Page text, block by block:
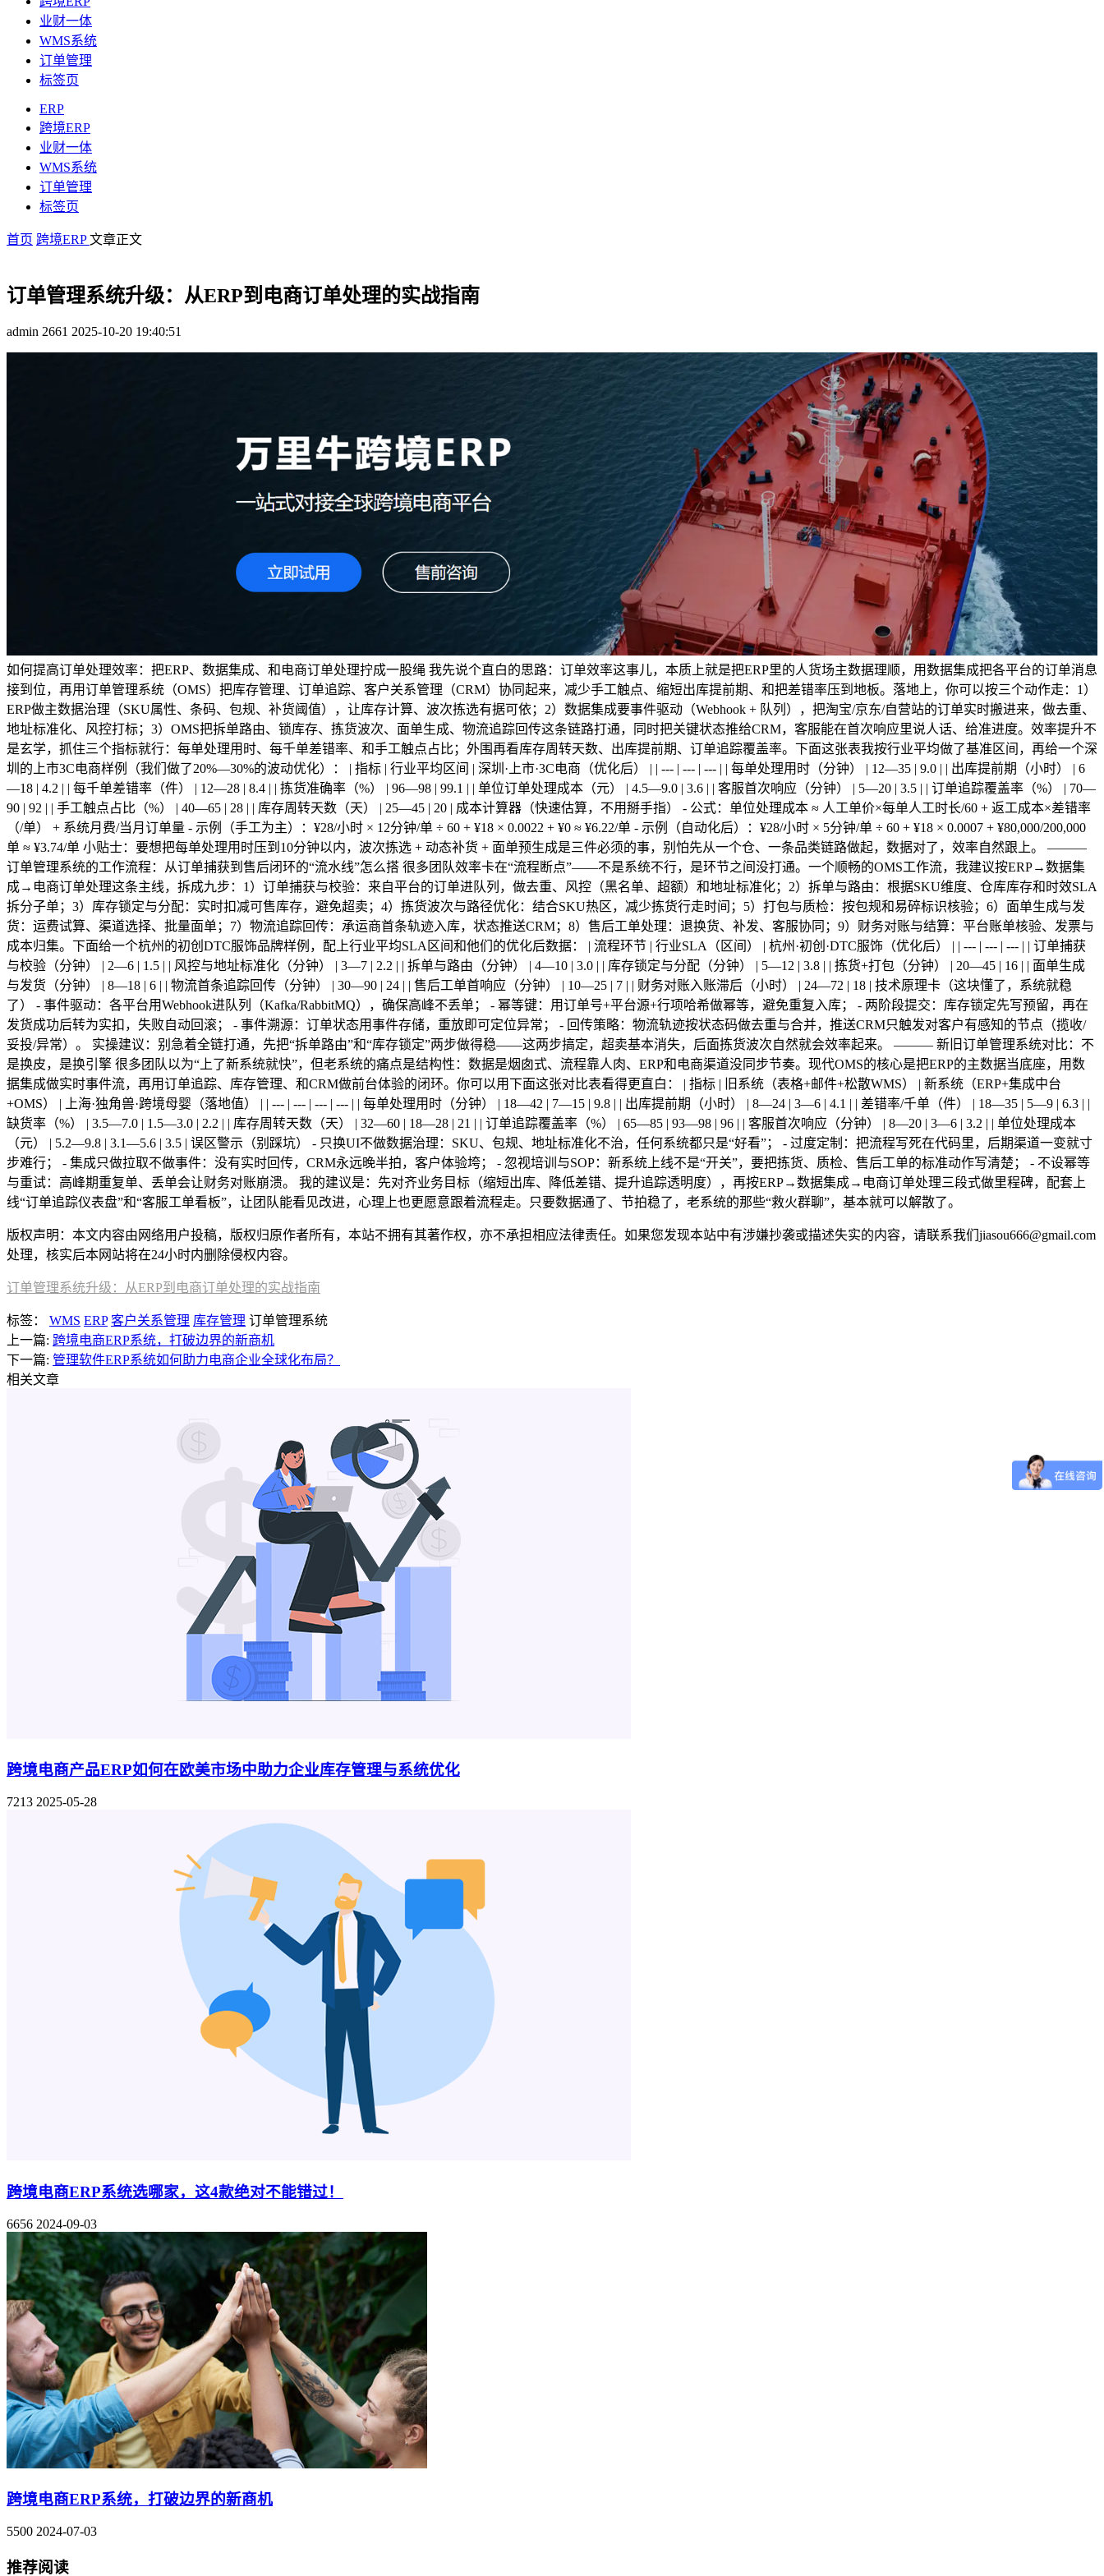
业财一体
WMS系统
订单管理
标签页
ERP
跨境ERP
业财一体
WMS系统
订单管理
标签页
首页 跨境ERP文章正文
订单管理系统升级：从ERP到电商订单处理的实战指南
admin 2661 2025-10-20 19:40:51
如何提高订单处理效率：把ERP、数据集成、和电商订单处理拧成一股绳 我先说个直白的思路：订单效率这事儿，本质上就是把ERP里的人货场主数据理顺，用数据集成把各平台的订单消息
接到位，再用订单管理系统（OMS）把库存管理、订单追踪、客户关系管理（CRM）协同起来，减少手工触点、缩短出库提前期、和把差错率压到地板。落地上，你可以按三个动作走：1）
ERP做主数据治理（SKU属性、条码、包规、补货阈值），让库存计算、波次拣选有据可依；2）数据集成要事件驱动（Webhook + 队列），把淘宝/京东/自营站的订单实时搬进来，做去重、
地址标准化、风控打标；3）OMS把拆单路由、锁库存、拣货波次、面单生成、物流追踪回传这条链路打通，同时把关键状态推给CRM，客服能在首次响应里说人话、给准进度。效率提升不
是玄学，抓住三个指标就行：每单处理用时、每千单差错率、和手工触点占比；外围再看库存周转天数、出库提前期、订单追踪覆盖率。下面这张表我按行业平均做了基准区间，再给一个深
圳的上市3C电商样例（我们做了20%—30%的波动优化）： | 指标 | 行业平均区间 | 深圳·上市·3C电商（优化后） | | --- | --- | --- | | 每单处理用时（分钟） | 12—35 | 9.0 | | 出库提前期（小时） | 6
—18 | 4.2 | | 每千单差错率（件） | 12—28 | 8.4 | | 拣货准确率（%） | 96—98 | 99.1 | | 单位订单处理成本（元） | 4.5—9.0 | 3.6 | | 客服首次响应（分钟） | 5—20 | 3.5 | | 订单追踪覆盖率（%） | 70—
90 | 92 | | 手工触点占比（%） | 40—65 | 28 | | 库存周转天数（天） | 25—45 | 20 | 成本计算器（快速估算，不用掰手指） - 公式：单位处理成本 ≈ 人工单价×每单人工时长/60 + 返工成本×差错率
（/单） + 系统月费/当月订单量 - 示例（手工为主）：¥28/小时 × 12分钟/单 ÷ 60 + ¥18 × 0.0022 + ¥0 ≈ ¥6.22/单 - 示例（自动化后）：¥28/小时 × 5分钟/单 ÷ 60 + ¥18 × 0.0007 + ¥80,000/200,000
单 ≈ ¥3.74/单 小贴士：要想把每单处理用时压到10分钟以内，波次拣选 + 动态补货 + 面单预生成是三件必须的事，别怕先从一个仓、一条品类链路做起，数据对了，效率自然跟上。 ———
订单管理系统的工作流程：从订单捕获到售后闭环的“流水线”怎么搭 很多团队效率卡在“流程断点”——不是系统不行，是环节之间没打通。一个顺畅的OMS工作流，我建议按ERP→数据集
成→电商订单处理这条主线，拆成九步：1）订单捕获与校验：来自平台的订单进队列，做去重、风控（黑名单、超额）和地址标准化；2）拆单与路由：根据SKU维度、仓库库存和时效SLA
拆分子单；3）库存锁定与分配：实时扣减可售库存，避免超卖；4）拣货波次与路径优化：结合SKU热区，减少拣货行走时间；5）打包与质检：按包规和易碎标识核验；6）面单生成与发
货：运费试算、渠道选择、批量面单；7）物流追踪回传：承运商首条轨迹入库，状态推送CRM；8）售后工单处理：退换货、补发、客服协同；9）财务对账与结算：平台账单核验、发票与
成本归集。下面给一个杭州的初创DTC服饰品牌样例，配上行业平均SLA区间和他们的优化后数据： | 流程环节 | 行业SLA（区间） | 杭州·初创·DTC服饰（优化后） | | --- | --- | --- | | 订单捕获
与校验（分钟） | 2—6 | 1.5 | | 风控与地址标准化（分钟） | 3—7 | 2.2 | | 拆单与路由（分钟） | 4—10 | 3.0 | | 库存锁定与分配（分钟） | 5—12 | 3.8 | | 拣货+打包（分钟） | 20—45 | 16 | | 面单生成
与发货（分钟） | 8—18 | 6 | | 物流首条追踪回传（分钟） | 30—90 | 24 | | 售后工单首响应（分钟） | 10—25 | 7 | | 财务对账入账滞后（小时） | 24—72 | 18 | 技术原理卡（这块懂了，系统就稳
了） - 事件驱动：各平台用Webhook进队列（Kafka/RabbitMQ），确保高峰不丢单； - 幂等键：用订单号+平台源+行项哈希做幂等，避免重复入库； - 两阶段提交：库存锁定先写预留，再在
发货成功后转为实扣，失败自动回滚； - 事件溯源：订单状态用事件存储，重放即可定位异常； - 回传策略：物流轨迹按状态码做去重与合并，推送CRM只触发对客户有感知的节点（揽收/
妥投/异常）。 实操建议：别急着全链打通，先把“拆单路由”和“库存锁定”两步做得稳——这两步搞定，超卖基本消失，后面拣货波次自然就会效率起来。 ——— 新旧订单管理系统对比：不
是换皮，是换引擎 很多团队以为“上了新系统就快”，但老系统的痛点是结构性：数据是烟囱式、流程靠人肉、ERP和电商渠道没同步节奏。现代OMS的核心是把ERP的主数据当底座，用数
据集成做实时事件流，再用订单追踪、库存管理、和CRM做前台体验的闭环。你可以用下面这张对比表看得更直白： | 指标 | 旧系统（表格+邮件+松散WMS） | 新系统（ERP+集成中台
+OMS） | 上海·独角兽·跨境母婴（落地值） | | --- | --- | --- | --- | | 每单处理用时（分钟） | 18—42 | 7—15 | 9.8 | | 出库提前期（小时） | 8—24 | 3—6 | 4.1 | | 差错率/千单（件） | 18—35 | 5—9 | 6.3 | |
缺货率（%） | 3.5—7.0 | 1.5—3.0 | 2.2 | | 库存周转天数（天） | 32—60 | 18—28 | 21 | | 订单追踪覆盖率（%） | 65—85 | 93—98 | 96 | | 客服首次响应（分钟） | 8—20 | 3—6 | 3.2 | | 单位处理成本
（元） | 5.2—9.8 | 3.1—5.6 | 3.5 | 误区警示（别踩坑） - 只换UI不做数据治理：SKU、包规、地址标准化不治，任何系统都只是“好看”； - 过度定制：把流程写死在代码里，后期渠道一变就寸
步难行； - 集成只做拉取不做事件：没有实时回传，CRM永远晚半拍，客户体验垮； - 忽视培训与SOP：新系统上线不是“开关”，要把拣货、质检、售后工单的标准动作写清楚； - 不设幂等
与重试：高峰期重复单、丢单会让财务对账崩溃。 我的建议是：先对齐业务目标（缩短出库、降低差错、提升追踪透明度），再按ERP→数据集成→电商订单处理三段式做里程碑，配套上
线“订单追踪仪表盘”和“客服工单看板”，让团队能看见改进，心理上也更愿意跟着流程走。只要数据通了、节拍稳了，老系统的那些“救火群聊”，基本就可以解散了。
版权声明：本文内容由网络用户投稿，版权归原作者所有，本站不拥有其著作权，亦不承担相应法律责任。如果您发现本站中有涉嫌抄袭或描述失实的内容，请联系我们jiasou666@gmail.com
处理，核实后本网站将在24小时内删除侵权内容。
订单管理系统升级：从ERP到电商订单处理的实战指南
标签： WMS ERP 客户关系管理 库存管理 订单管理系统
上一篇: 跨境电商ERP系统，打破边界的新商机
下一篇: 管理软件ERP系统如何助力电商企业全球化布局？
相关文章
跨境电商产品ERP如何在欧美市场中助力企业库存管理与系统优化
7213 2025-05-28
跨境电商ERP系统选哪家，这4款绝对不能错过！
6656 2024-09-03
跨境电商ERP系统，打破边界的新商机
5500 2024-07-03
推荐阅读